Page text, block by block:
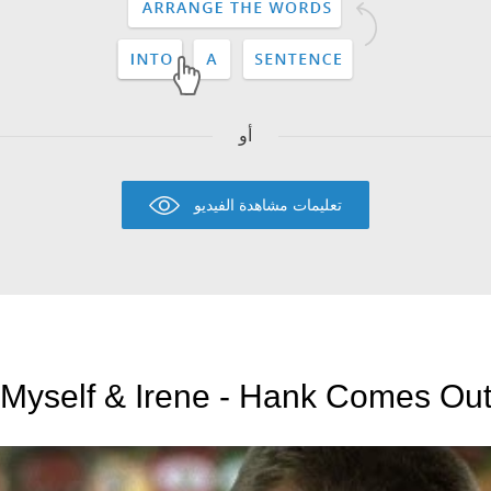
أو
تعليمات مشاهدة الفيديو
& Irene - Hank Comes